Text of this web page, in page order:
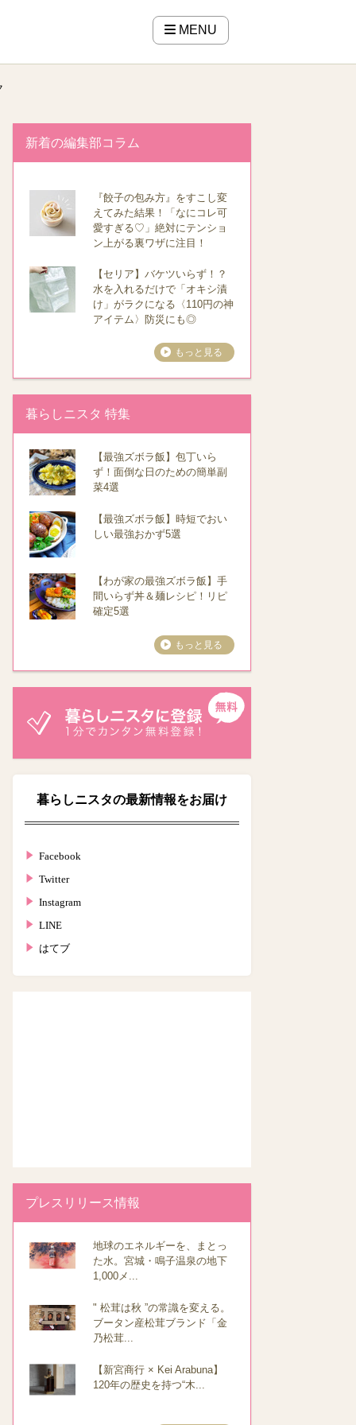
MENU
新着の編集部コラム
『餃子の包み方』をすこし変
えてみた結果！「なにコレ可
愛すぎる♡」絶対にテンショ
ン上がる裏ワザに注目！
【セリア】バケツいらず！？
水を入れるだけで「オキシ漬
け」がラクになる〈110円の神
アイテム〉防災にも◎
もっと見る
暮らしニスタ 特集
【最強ズボラ飯】包丁いら
ず！面倒な日のための簡単副
菜4選
【最強ズボラ飯】時短でおい
しい最強おかず5選
【わが家の最強ズボラ飯】手
間いらず丼＆麺レシピ！リピ
確定5選
もっと見る
暮らしニスタの最新情報をお届け
Facebook
Twitter
Instagram
LINE
はてブ
プレスリリース情報
地球のエネルギーを、まとっ
た水。宮城・鳴子温泉の地下
1,000メ...
" 松茸は秋 ”の常識を変える。
ブータン産松茸ブランド「金
乃松茸...
【新宮商行 × Kei Arabuna】
120年の歴史を持つ“木...